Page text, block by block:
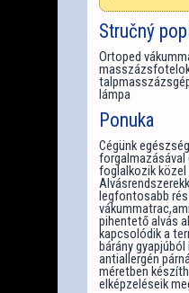
Stručný
Ortoped
lámpa
Ponuka
Cégünk
forgalmazásával
foglalkozik közel
legfontosabb
pihentető alvás
kapcsolódik a
bárány
antiallergén
méretben
elképzeléseik